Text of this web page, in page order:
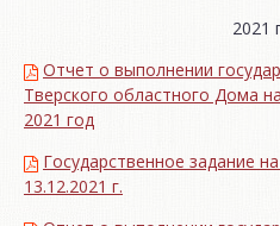
2021
Отчет о выполнении
Тверского областного Дома
2021 год
Государственное задание
13.12.2021 г.